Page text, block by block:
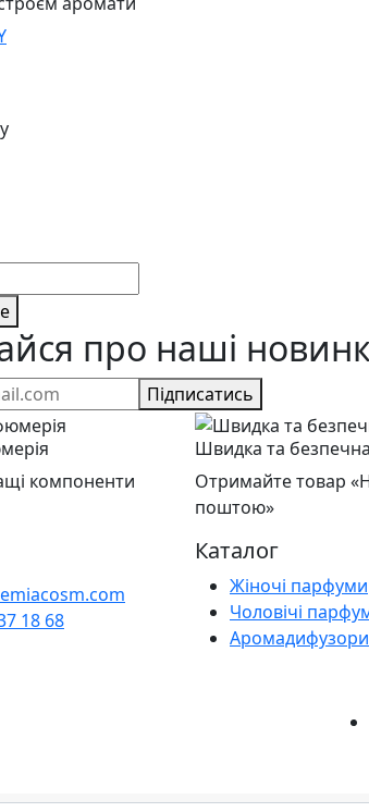
про наші
Підписатись
компоненти
Швидка та
Отримайте товар
поштою»
18 68
Каталог
Жіночі парфуми
Чоловічі
Аромадифузори